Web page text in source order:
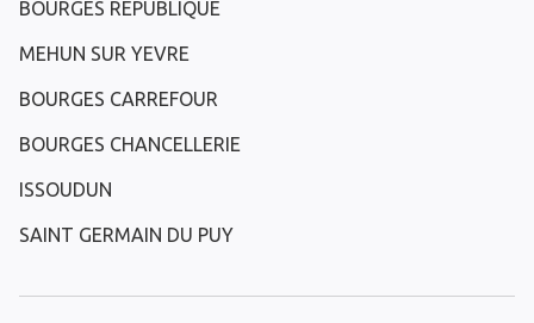
BOURGES REPUBLIQUE
MEHUN SUR YEVRE
BOURGES CARREFOUR
BOURGES CHANCELLERIE
ISSOUDUN
SAINT GERMAIN DU PUY